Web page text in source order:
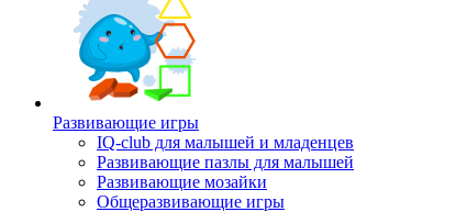
Развивающие игры
IQ-club для малышей и младенцев
Развивающие пазлы для малышей
Развивающие мозайки
Общеразвивающие игры